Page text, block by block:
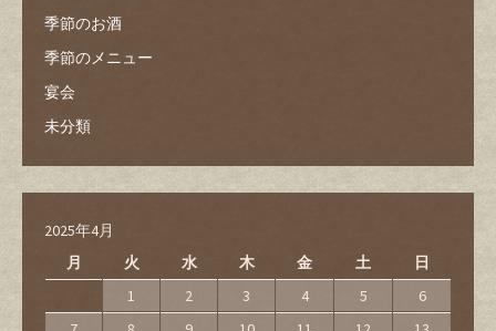
季節のお酒
季節のメニュー
宴会
未分類
2025年4月
月
火 水 木 金 土 日
1 2 3 4 5
6